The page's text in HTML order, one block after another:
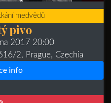
medvědů
pivo
2017 20:00
2, Prague, Czechia
info